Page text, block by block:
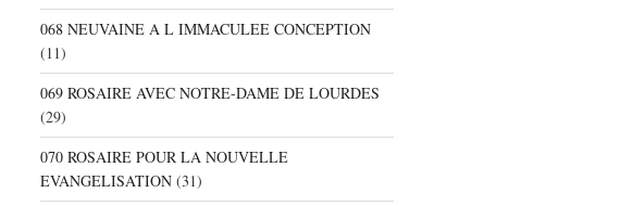
068 NEUVAINE A L IMMACULEE CONCEPTION
(11)
069 ROSAIRE AVEC NOTRE-DAME DE LOURDES
(29)
070 ROSAIRE POUR LA NOUVELLE
EVANGELISATION(31)